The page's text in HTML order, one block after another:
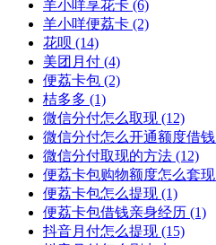
羊小咩享花卡 (6)
羊小咩便荔卡 (2)
花呗 (14)
美团月付 (4)
便荔卡包 (2)
桔多多 (1)
微信分付怎么取现 (12)
微信分付怎么开通额度借钱
微信分付取现的方法 (12)
便荔卡包购物额度怎么套现
便荔卡包怎么提现 (1)
便荔卡包借钱亲身经历 (1)
抖音月付怎么提现 (15)